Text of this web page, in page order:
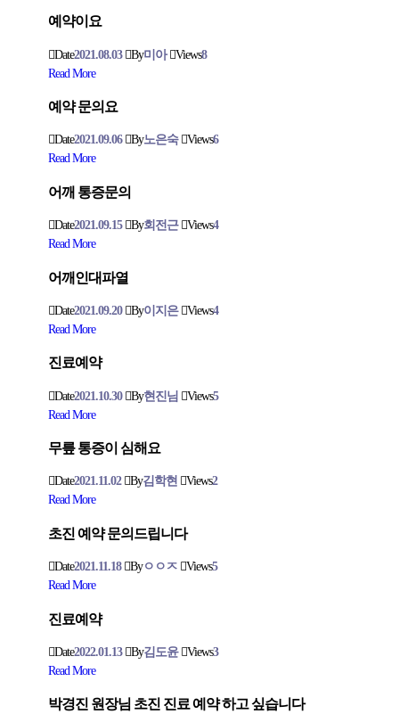
예약이요
Date2021.08.03 By미아 Views8
Read More
예약 문의요
Date2021.09.06 By노은숙 Views6
Read More
어깨 통증문의
Date2021.09.15 By회전근 Views4
Read More
어깨인대파열
Date2021.09.20 By이지은 Views4
Read More
진료예약
Date2021.10.30 By현진님 Views5
Read More
무릎 통증이 심해요
Date2021.11.02 By김학현 Views2
Read More
초진 예약 문의드립니다
Date2021.11.18 Byㅇㅇㅈ Views5
Read More
진료예약
Date2022.01.13 By김도윤 Views3
Read More
박경진 원장님 초진 진료 예약 하고 싶습니다